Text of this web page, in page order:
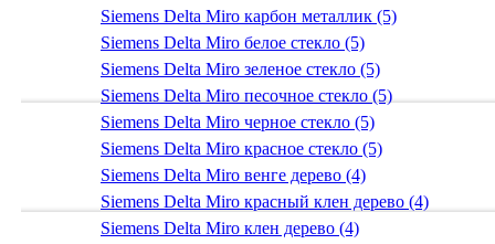
Siemens Delta Miro карбон металлик (5)
Siemens Delta Miro белое стекло (5)
Siemens Delta Miro зеленое стекло (5)
Siemens Delta Miro песочное стекло (5)
Siemens Delta Miro черное стекло (5)
Siemens Delta Miro красное стекло (5)
Siemens Delta Miro венге дерево (4)
Siemens Delta Miro красный клен дерево (4)
Siemens Delta Miro клен дерево (4)